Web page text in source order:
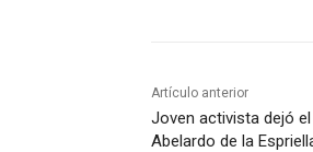
Artículo anterior
Joven activista dejó
Abelardo de la